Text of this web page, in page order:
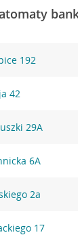
192
42
29A
6A
2a
17